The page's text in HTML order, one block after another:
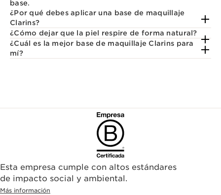
base.
¿Por qué debes aplicar una base de maquillaje
Clarins?
¿Cómo dejar que la piel respire de forma natural?
¿Cuál es la mejor base de maquillaje Clarins para
mí?
Esta empresa cumple con altos estándares
de impacto social y ambiental.
Más información